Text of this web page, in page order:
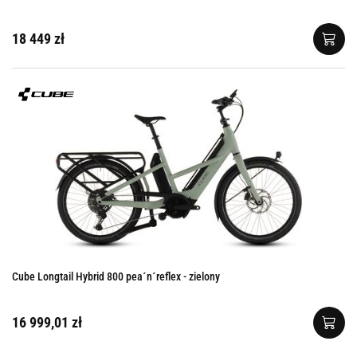
18 449 zł
Cube Longtail Hybrid 800 pea´n´reflex - zielony
16 999,01 zł